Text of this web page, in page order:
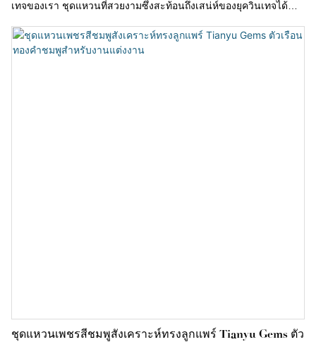
เทจของเรา ชุดแหวนที่สวยงามซึ่งสะท้อนถึงเสน่ห์ของยุควินเทจได้
ชุดแหวนเพชรสีชมพูสังเคราะห์ทรงลูกแพร์ Tianyu Gems ตัว